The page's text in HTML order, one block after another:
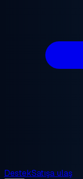
DestekSatışa ulaş